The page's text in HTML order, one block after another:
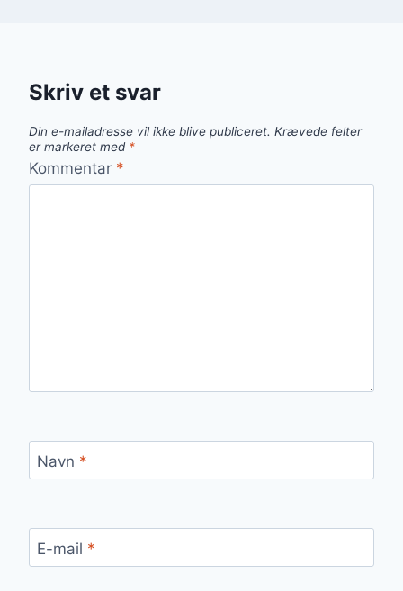
Skriv et svar
Din e-mailadresse vil ikke blive publiceret. Krævede felter
er markeret med *
Kommentar *
Navn *
E-mail *